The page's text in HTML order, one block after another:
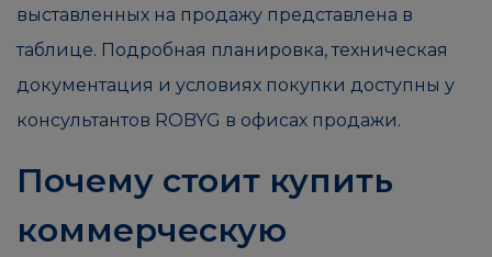
выставленных на продажу представлена в
таблице. Подробная планировка, техническая
документация и условиях покупки доступны у
консультантов ROBYG в офисах продажи.
Почему стоит купить
коммерческую